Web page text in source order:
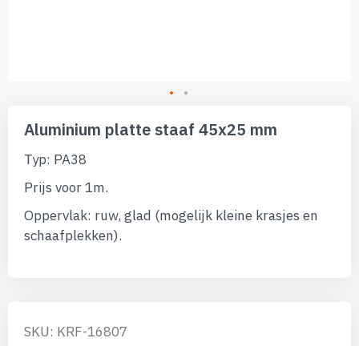
naar
begin
afbeeldingen-
Aluminium platte staaf 45x25 mm
Typ: PA38
Prijs voor 1m.
Oppervlak: ruw, glad (mogelijk kleine krasjes en
schaafplekken).
SKU: KRF-16807